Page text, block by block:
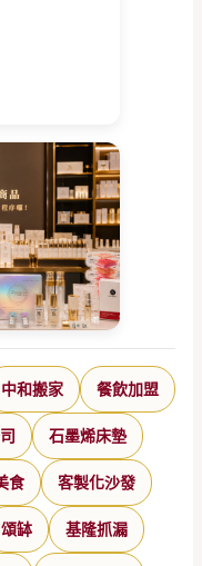
中和搬家 餐飲加盟
石墨烯床墊
食 客製化沙發
頌缽 基隆抓漏